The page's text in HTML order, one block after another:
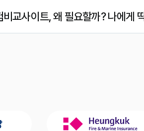
비교사이트, 왜 필요할까? 나에게